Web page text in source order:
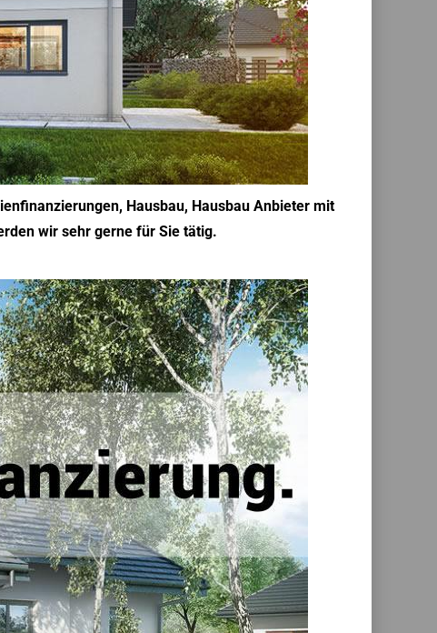
Hausbau, Hausbau Anbieter mit
wir sehr gerne für Sie tätig.